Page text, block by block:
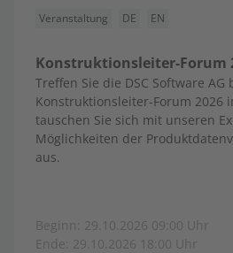
Veranstaltung DE EN
Konstruktionsleiter-Forum
Treffen Sie die DSC Software AG
Konstruktionsleiter-Forum 2026
tauschen Sie sich mit unseren
Möglichkeiten der
aus.
Beginn: 29.10.2026 09:00 Uhr
Ende: 29.10.2026 18:00 Uhr